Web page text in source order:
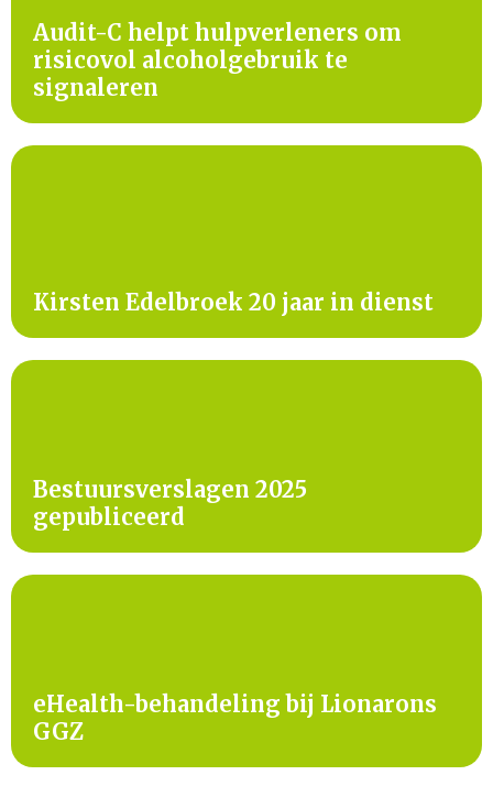
Audit-C helpt hulpverleners om
risicovol alcoholgebruik te
signaleren
Kirsten Edelbroek 20 jaar in dienst
Bestuursverslagen 2025
gepubliceerd
eHealth-behandeling bij Lionarons
GGZ